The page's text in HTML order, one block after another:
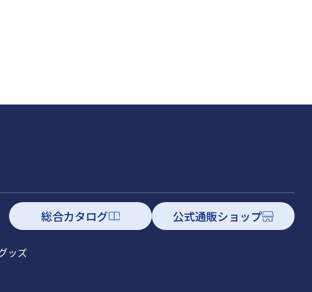
総合カタログ 公式通販ショップ
ッズ